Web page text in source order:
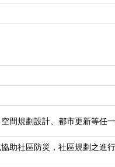
間規劃設計、都市更新等任
助社區防災，社區規劃之進